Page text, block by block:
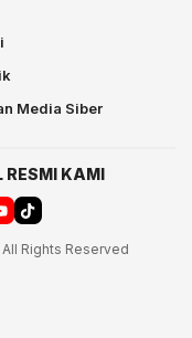
Media Siber
RESMI KAMI
All Rights Reserved